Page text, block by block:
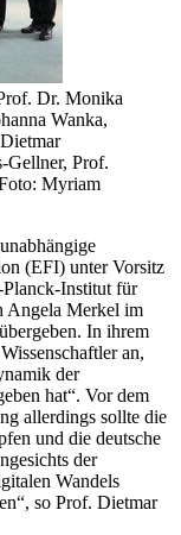
Dr. Monika
Wanka,
Gellner, Prof.
Myriam
(EFI) unter Vorsitz
Institut für
Angela Merkel im
In ihrem
an,
der
hat“. Vor dem
allerdings sollte die
und die deutsche
der
Wandels
so Prof. Dietmar